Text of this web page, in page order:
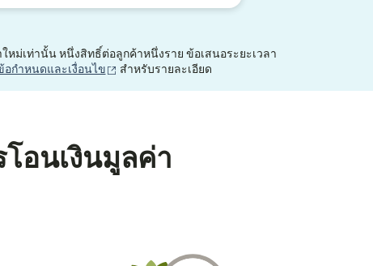
ม่เท่านั้น หนึ่งสิทธิ์ต่อลูกค้าหนึ่งราย ข้อเสนอระยะเวลา
อกำหนดและเงื่อนไข (เปิดในหน้าต่างใหม่)
สำหรับรายละเอียด
อนเงินมูลค่า